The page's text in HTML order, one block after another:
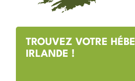
TROUVEZ VOTRE
IRLANDE !